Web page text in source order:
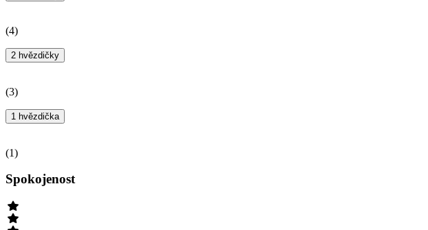
(4)
2 hvězdičky
(3)
1 hvězdička
(1)
Spokojenost